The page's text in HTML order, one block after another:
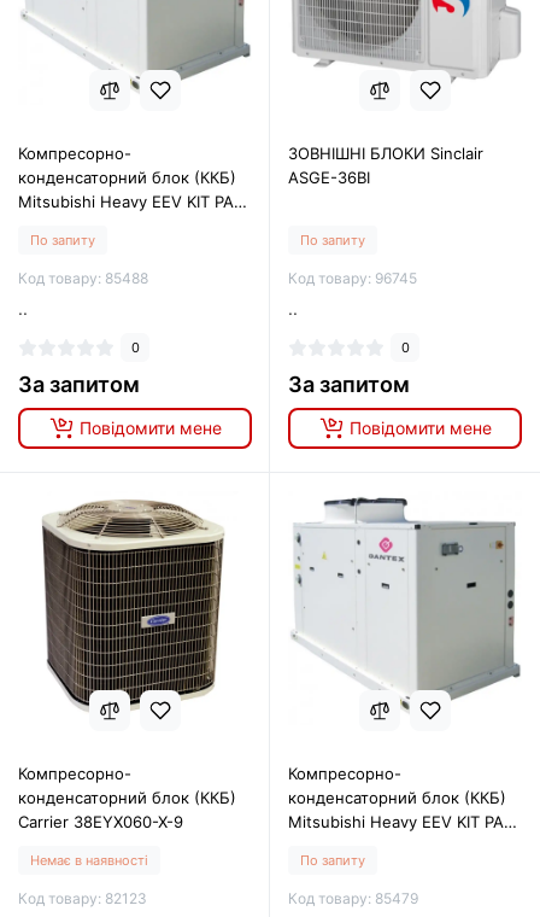
Компресорно-
конденсаторний блок (ККБ)
Mitsubishi Heavy EEV KIT PAC
По запиту
Код товару: 85488
..
0
За запитом
Повідомити мене
ЗОВНІШНІ БЛОКИ Sinclair
ASGE-36BI
По запиту
Код товару: 96745
..
0
За запитом
Повідомити мене
Компресорно-
конденсаторний блок (ККБ)
Carrier 38EYX060-X-9
Немає в наявності
Код товару: 82123
Компресорно-
конденсаторний блок (ККБ)
Mitsubishi Heavy EEV KIT PAC
По запиту
Код товару: 85479